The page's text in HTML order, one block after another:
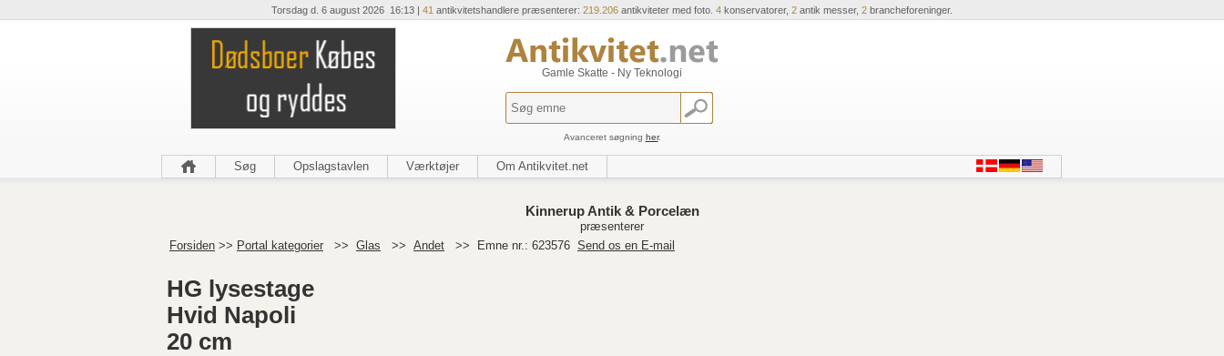
Torsdag d. 6 august 2026 16:13 | 41 antikvitetshandlere præsenterer: 219.206 antikviteter med foto. 4 konservatorer, 2 antik messer, 2 brancheforeninger.
Gamle Skatte - Ny Teknologi
Avanceret søgning her.
Søg Opslagstavlen Værktøjer Om Antikvitet.net
Kinnerup Antik & Porcelæn
præsenterer
Forsiden >> Portal kategorier >> Glas >> Andet >> Emne nr.: 623576 Send os en E-mail
HG lysestage
Hvid Napoli
20 cm